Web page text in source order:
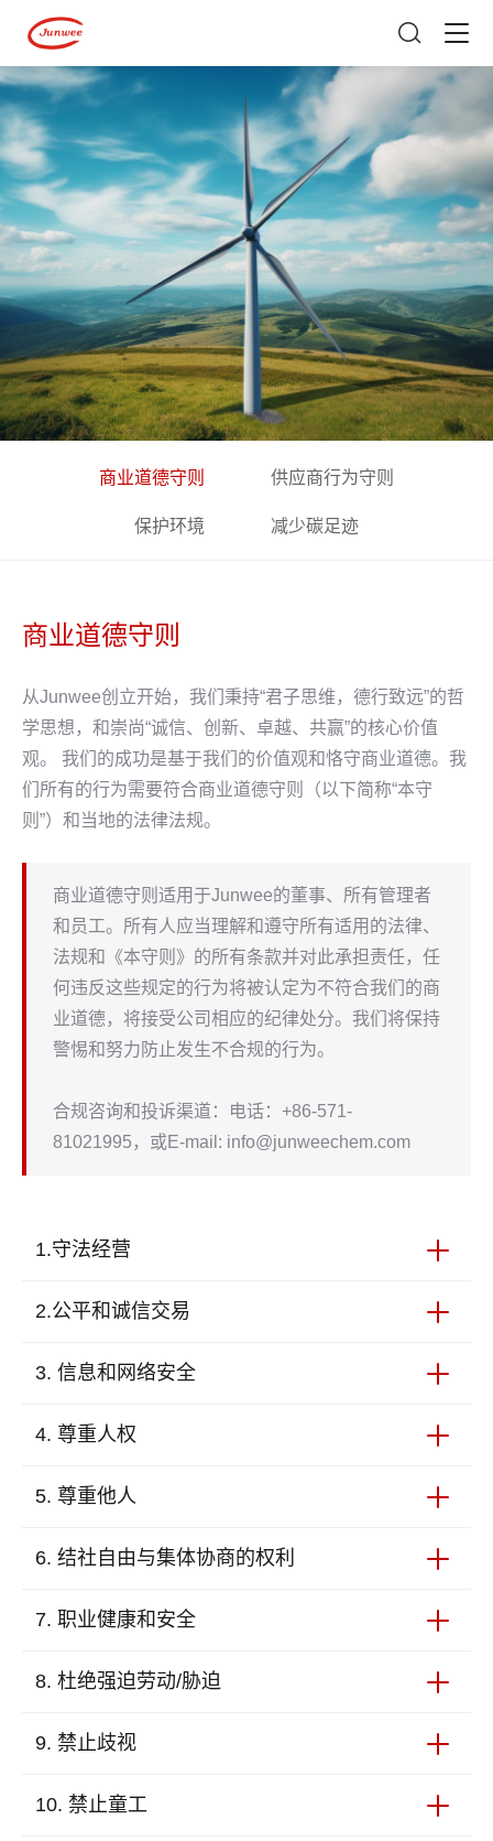
商业道德守则 供应商行为守则
保护环境 减少碳足迹
商业道德守则
从Junwee创立开始，我们秉持“君子思维，德行致远”的哲
学思想，和崇尚“诚信、创新、卓越、共赢”的核心价值
观。 我们的成功是基于我们的价值观和恪守商业道德。我
们所有的行为需要符合商业道德守则（以下简称“本守
则”）和当地的法律法规。
商业道德守则适用于Junwee的董事、所有管理者
和员工。所有人应当理解和遵守所有适用的法律、
法规和《本守则》的所有条款并对此承担责任，任
何违反这些规定的行为将被认定为不符合我们的商
业道德，将接受公司相应的纪律处分。我们将保持
警惕和努力防止发生不合规的行为。
合规咨询和投诉渠道：电话：+86-571-
81021995，或E-mail: info@junweechem.com
1.守法经营
作为一家业务涉及全球市场的公司，我们严格遵守中
国和相关国家所有适用的法律，国际贸易规则以及所
有其它相关的法律条文。
2.公平和诚信交易
我们通过产品和服务赢得客户和伙伴的长期信任。我
们坚持公平和诚信行事。我们不参与任何基于垄断、
胁迫和损害第三方利益的行为。 我们认真的遵守
3. 信息和网络安全
依据员工保密制度和协议。涉及公司、客户和利益相
件、口头交谈、纸质和电子文档等，接收人必须进行
妥善地保护。即使是公司内部，如果未经授权也不得
分享给他人。更不能为个人或他人谋取利益。 我们
应识别并保护公司、客户和利益相关方的知识产权。
未得到合法的授权禁止使用、复制、传播。 互联网
时代，我们重视和关注网络安全。我们投资和使用安
全的设备，我们也要求员工不得访问不安全和非法的
4. 尊重人权
我们重视尊重人权。我们承诺支持和遵守《联合国世
5. 尊重他人
每个人在Junwee都应该感受到重视和尊重。我们提
倡和营造一个多元化、包容性的工作环境。我们希望
和帮助每个人通过自我实现去提高个人的收入和创造
6. 结社自由与集体协商的权利
我们认同与尊重员工自行选择合法的组织社团（包括
工会）的自由权利。在合法的框架内，我们尊重员工
通过工会与其它员工组织作为员工代表的权利。
7. 职业健康和安全
我们承诺提供一个安全和良好的工作环境。持续改善
序，培训和指导员工充分的理解和遵守它。如果出现
8. 杜绝强迫劳动/胁迫
我们不会容忍采用任何形式强迫劳动。
9. 禁止歧视
我们不容忍基于性别、年龄、宗教信仰、阶级、社会
出身、残疾、种族和民族血统、国籍、员工加入的组
10. 禁止童工